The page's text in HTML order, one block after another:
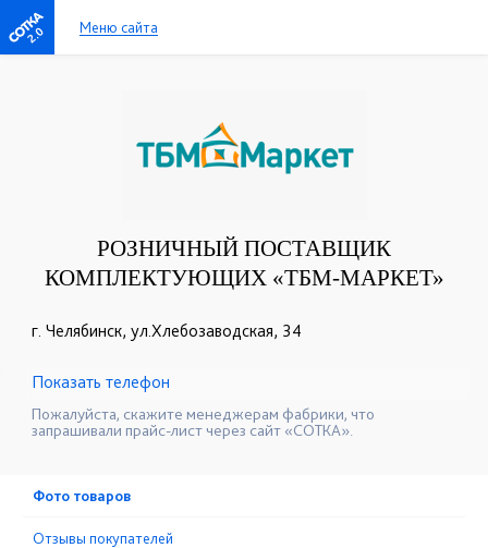
2.0 Меню сайта
РОЗНИЧНЫЙ ПОСТАВЩИК
КОМПЛЕКТУЮЩИХ «ТБМ-МАРКЕТ»
г. Челябинск, ул.Хлебозаводская, 34
☎+7(351)247-92-72
Показать телефон
Пожалуйста, скажите менеджерам фабрики, что
запрашивали прайс-лист через сайт «СОТКА».
Фото товаров
Отзывы покупателей